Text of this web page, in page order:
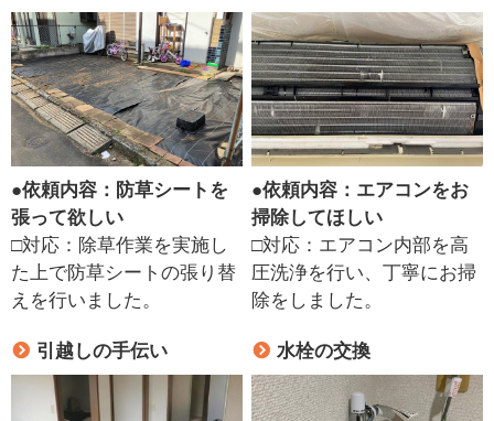
●依頼内容：防草シートを
張って欲しい
□対応：除草作業を実施し
た上で防草シートの張り替
えを行いました。
●依頼内容：エアコンをお
掃除してほしい
□対応：エアコン内部を高
圧洗浄を行い、丁寧にお掃
除をしました。
引越しの手伝い 水栓の交換